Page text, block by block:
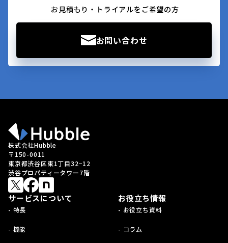
お見積もり・トライアルをご希望の方
お問い合わせ
株式会社Hubble
〒150-0011
東京都渋谷区東1丁目32−12
渋谷プロパティータワー7階
サービスについて
- 特長
- 機能
お役立ち情報
- お役立ち資料
- コラム